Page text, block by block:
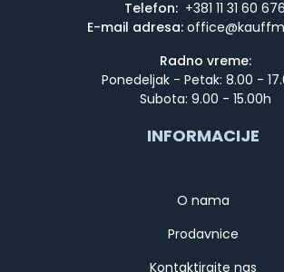
Telefon: +381 11 31 60 676
E-mail adresa:
Radno vreme:
Ponedeljak - Petak: 8.00 -
Subota: 9.00 - 15.00h
INFORMACIJE
O nama
Prodavnice
Kontaktirajte nas